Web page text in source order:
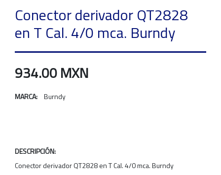
Conector derivador QT2828
en T Cal. 4/0 mca. Burndy
934.00 MXN
MARCA: Burndy
DESCRIPCIÓN:
Conector derivador QT2828 en T Cal. 4/0 mca. Burndy